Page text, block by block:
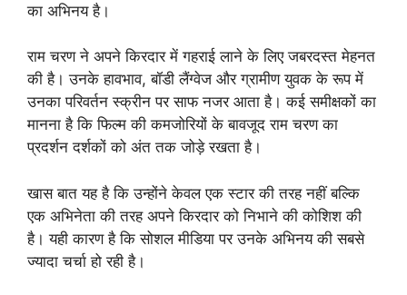
का अभिनय है।
राम चरण ने अपने किरदार में गहराई लाने के लिए जबरदस्त मेहनत
की है। उनके हावभाव, बॉडी लैंग्वेज और ग्रामीण युवक के रूप में
उनका परिवर्तन स्क्रीन पर साफ नजर आता है। कई समीक्षकों का
मानना है कि फिल्म की कमजोरियों के बावजूद राम चरण का
प्रदर्शन दर्शकों को अंत तक जोड़े रखता है।
खास बात यह है कि उन्होंने केवल एक स्टार की तरह नहीं बल्कि
एक अभिनेता की तरह अपने किरदार को निभाने की कोशिश की
है। यही कारण है कि सोशल मीडिया पर उनके अभिनय की सबसे
ज्यादा चर्चा हो रही है।